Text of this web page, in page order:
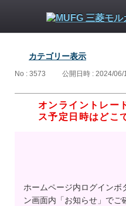
カテゴリー表示
No : 3573 公開日時 : 2024/06/
オンライントレー
ス予定日時はどこ
ホームページ内ログインボ
ン画面内「お知らせ」でご